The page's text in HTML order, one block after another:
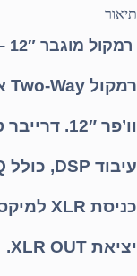
תיאור
רמקול מוגבר 12″ – ART 712-MK4
רמקול Two-Way אקטיבי בעוצמת 750W
וו’פר 12″. דרייבר טיטניום.
עיבוד DSP, כולל EQ, וסופט לימיטר.
כניסת XLR למיקסר או למיקרופון.
יציאת XLR OUT.